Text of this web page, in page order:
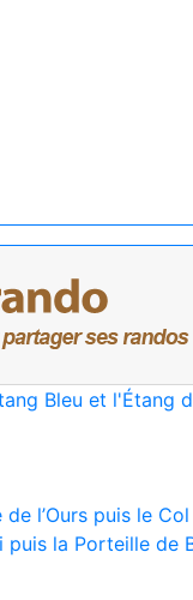
Bleu et l'Étang
l’Ours puis le
puis la Porteille de